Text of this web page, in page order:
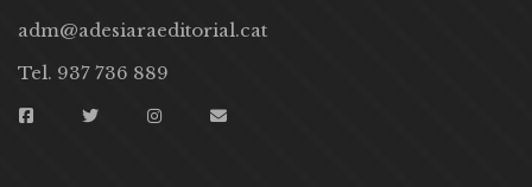
adm@adesiaraeditorial.cat
Tel. 937 736 889